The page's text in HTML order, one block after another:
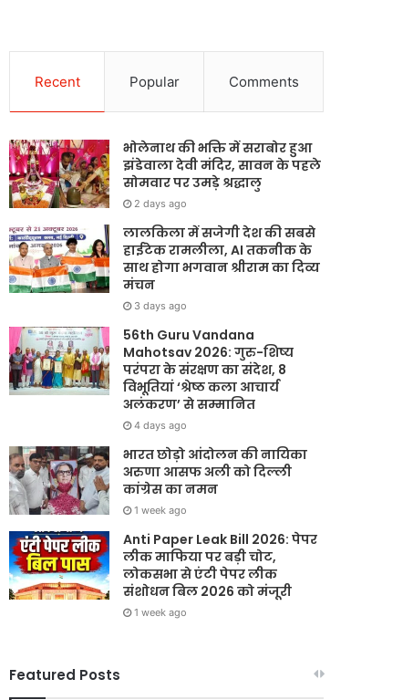
Recent Popular Comments
भोलेनाथ की भक्ति में सराबोर हुआ
झंडेवाला देवी मंदिर, सावन के पहले
सोमवार पर उमड़े श्रद्धालु
2 days ago
लालकिला में सजेगी देश की सबसे
हाईटेक रामलीला, AI तकनीक के
साथ होगा भगवान श्रीराम का दिव्य
मंचन
3 days ago
56th Guru Vandana
Mahotsav 2026: गुरु-शिष्य
परंपरा के संरक्षण का संदेश, 8
विभूतियां ‘श्रेष्ठ कला आचार्य
अलंकरण’ से सम्मानित
4 days ago
भारत छोड़ो आंदोलन की नायिका
अरुणा आसफ अली को दिल्ली
कांग्रेस का नमन
1 week ago
Anti Paper Leak Bill 2026: पेपर
लीक माफिया पर बड़ी चोट,
लोकसभा से एंटी पेपर लीक
संशोधन बिल 2026 को मंजूरी
1 week ago
Featured Posts